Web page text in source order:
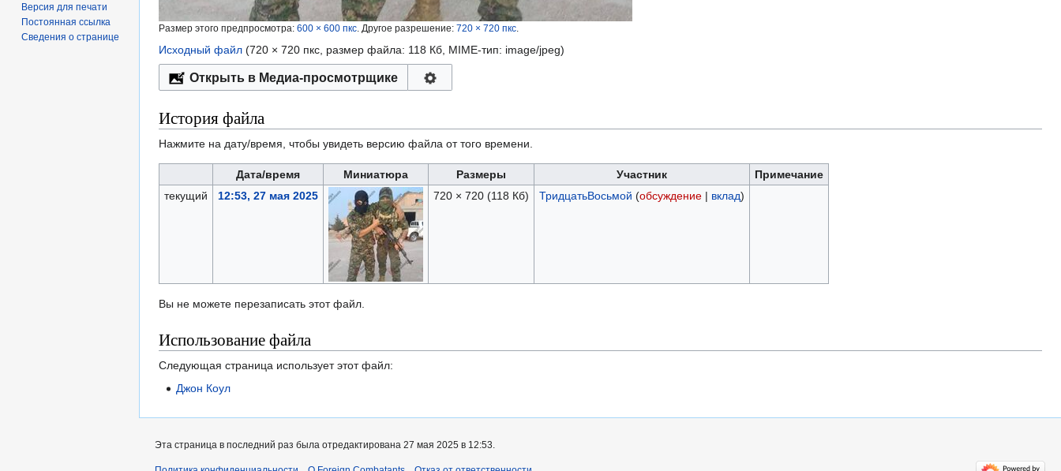
Размер этого предпросмотра: 600 × 600 пкс Другое разрешение: 720 × 720 пкс
Исходный файл (720 × 720 пкс, размер файла: 118 Кб, MIME-тип: image/jpeg)
Открыть в Медиа-просмотрщике
История файла
Нажмите на дату/время, чтобы увидеть версию файла от того времени.
Дата/время Миниатюра Размеры Участник
Примечание
текущий
12:53, 27 мая 2025 720 × 720 (118 Кб) ТридцатьВосьмой (обсуждение| вклад)
Вы не можете перезаписать этот файл.
Использование файла
Следующая страница использует этот файл:
Джон Коул
Версия для печати
Постоянная ссылка
Сведения о странице
Эта страница в последний раз была отредактирована 27 мая 2025 в 12:53.